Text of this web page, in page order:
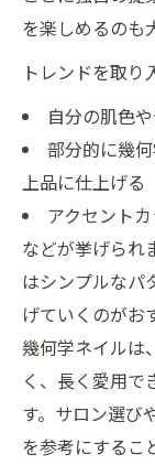
を楽しめるのも
トレンドを取り
自分の肌色
部分的に幾
上品に仕上げる
アクセント
などが挙げられ
はシンプルなパ
げていくのがお
幾何学ネイルは
く、長く愛用で
す。サロン選び
を参考にするこ